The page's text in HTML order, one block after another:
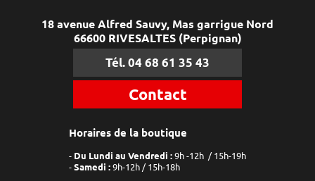
18 avenue Alfred Sauvy, Mas garrigue Nord
66600 RIVESALTES (Perpignan)
Tél. 04 68 61 35 43
Contact
Horaires de la boutique
Du Lundi au Vendredi : 9h -12h / 15h-19h
Samedi : 9h-12h / 15h-18h